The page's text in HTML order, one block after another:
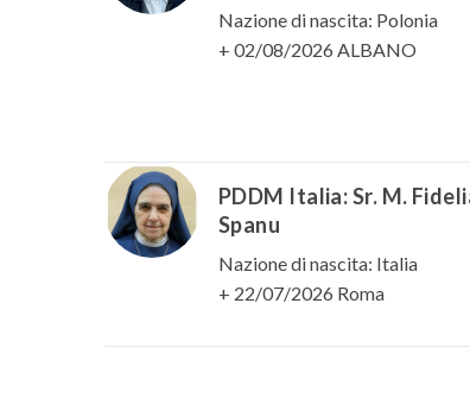
Nazione di nascita: Polonia
+ 02/08/2026 ALBANO
PDDM Italia: Sr. M.
Spanu
Nazione di nascita: Italia
+ 22/07/2026 Roma